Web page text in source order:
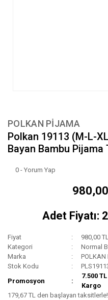
POLKAN PİJAMA
Polkan 19113 (M-L-
Bayan Bambu Pijama
0 - Yorum Yap
Adet Fiyatı:
Fiyat
980,00
Kategori
Normal
Marka
Stok Kodu
Promosyon
7.500
Kargo
179,67 TL den başlayan